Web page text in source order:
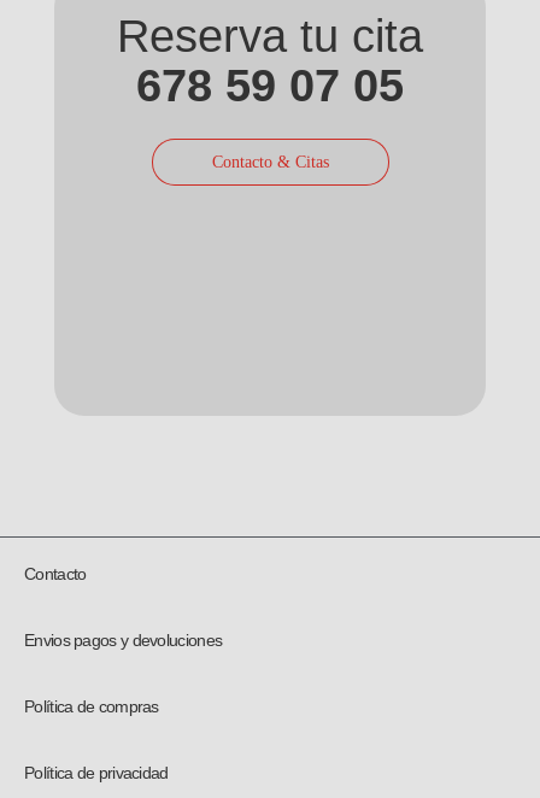
Reserva tu cita
678 59 07 05
Contacto & Citas
Contacto
Envios pagos y devoluciones
Política de compras
Política de privacidad